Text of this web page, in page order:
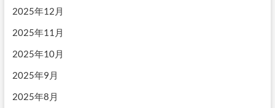
2025年12月
2025年11月
2025年10月
2025年9月
2025年8月